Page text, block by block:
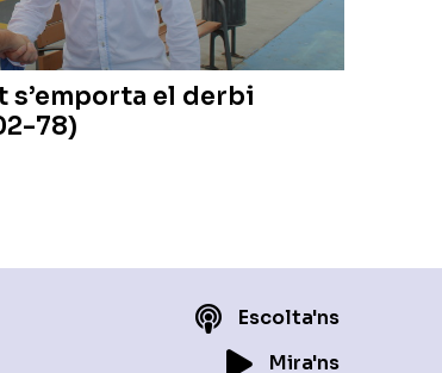
s’emporta el derbi
78)
Escolta'ns
Mira'ns